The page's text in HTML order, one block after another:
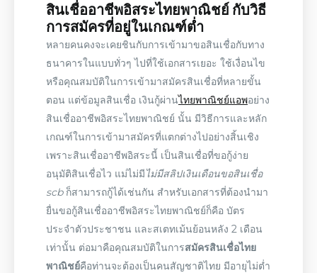
สินเชื่ออาชีพอิสระไทยพาณิชย์ กับวิธี
การสมัครที่อยู่ในเกณฑ์ต่ำ
หลายคนคงจะเคยชินกับการเข้ามาขอสินเชื่อกับทาง
ธนาคารในแบบทั่วๆ ไปที่ใช้เอกสารเยอะ ใช้เงื่อนไข
หรือคุณสมบัติในการเข้ามาสมัครสินเชื่อที่หลายขั้น
ตอน แต่ข้อมูลสินเชื่อ เงินกู้ผ่านไทยพาณิชย์แอพอย่าง
สินเชื่ออาชีพอิสระไทยพาณิชย์ นั้น มีวิธีการและหลัก
เกณฑ์ในการเข้ามาสมัครที่แตกต่างไปอย่างสิ้นเชิง
เพราะสินเชื่ออาชีพอิสระนี้ เป็นสินเชื่อที่ขอกู้ง่าย
อนุมัติสินเชื่อไว แม่ไม่มีไม่มีสลิปเงินเดือนขอสินเชื่อ
scbก็สามารถกู้ได้เช่นกัน สำหรับเอกสารที่ต้องนำมา
ยื่นขอกู้สินเชื่ออาชีพอิสระไทยพาณิชย์ก็คือ บัตร
ประจำตัวประชาชน และสเตทเม้นย้อนหลัง 2 เดือน
เท่านั้น ต่อมาคือคุณสมบัติในการสมัครสินเชื่อไทย
พาณิชย์คือท่านจะต้องเป็นคนสัญชาติไทย มีอายุไม่ต่ำ